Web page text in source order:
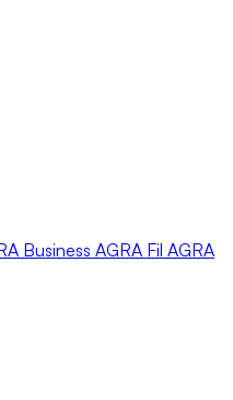
Business AGRA Fil AGRA